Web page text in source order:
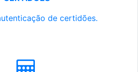
de certidões.